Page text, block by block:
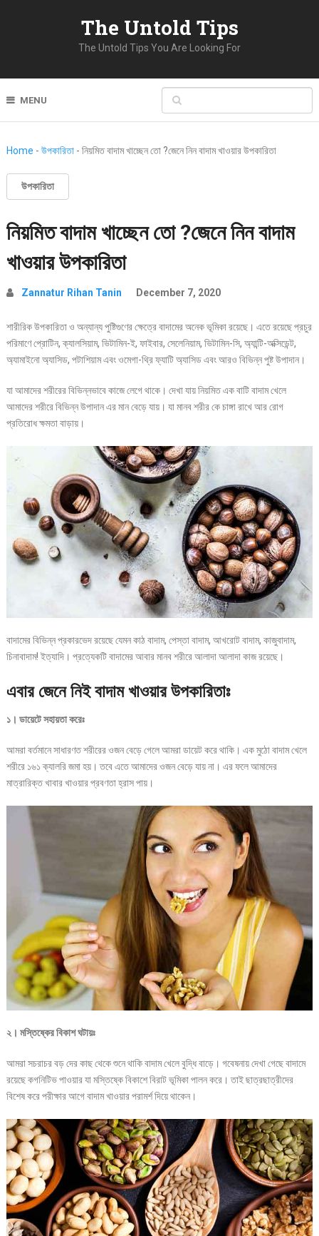
The Untold Tips
The Untold Tips You Are Looking For
MENU
Home - উপকারিতা- নিয়মিত বাদাম খাচ্ছেন তো ?জেনে নিন বাদাম খাওয়ার উপকারিতা
উপকারিতা
নিয়মিত বাদাম খাচ্ছেন তো ?জেনে নিন বাদাম
খাওয়ার উপকারিতা
Zannatur Rihan Tanin December 7, 2020
শারীরিক উপকারিতা ও অন্যান্য পুষ্টিগুণের ক্ষেত্রে বাদামের অনেক ভূমিকা রয়েছে। এতে রয়েছে প্রচুর
পরিমাণে প্রোটিন, ক্যালসিয়াম, ভিটামিন-ই, ফাইবার, সেলেনিয়াম, ভিটামিন-সি, অ্যান্টি-অক্সিডেন্ট,
অ্যামাইনো অ্যাসিড, পটাশিয়াম এবং ওমেগা-থ্রি ফ্যাটি অ্যাসিড এবং আরও বিভিন্ন পুষ্ট উপাদান।
যা আমাদের শরীরের বিভিন্নভাবে কাজে লেগে থাকে। দেখা যায় নিয়মিত এক বাটি বাদাম খেলে
আমাদের শরীরে বিভিন্ন উপাদান এর মান বেড়ে যায়। যা মানব শরীর কে চাঙ্গা রাখে আর রোগ
প্রতিরোধ ক্ষমতা বাড়ায়।
বাদামের বিভিন্ন প্রকারভেদ রয়েছে যেমন কাঠ বাদাম, পেস্তা বাদাম, আখরোট বাদাম, কাজুবাদাম,
চিনাবাদাম! ইত্যাদি। প্রত্যেকটি বাদামের আবার মানব শরীরে আলাদা আলাদা কাজ রয়েছে।
এবার জেনে নিই বাদাম খাওয়ার উপকারিতাঃ
১। ডায়েটে সহায়তা করেঃ
আমরা বর্তমানে সাধারণত শরীরের ওজন বেড়ে গেলে আমরা ডায়েট করে থাকি। এক মুঠো বাদাম খেলে
শরীরে ১৬১ ক্যালরি জমা হয়। তবে এতে আমাদের ওজন বেড়ে যায় না। এর ফলে আমাদের
মাত্রারিক্ত খাবার খাওয়ার প্রবণতা হ্রাস পায়।
২। মস্তিষ্কের বিকাশ ঘটায়ঃ
আমরা সচরাচর বড় দের কাছ থেকে শুনে থাকি বাদাম খেলে বুদ্ধি বাড়ে। গবেষনায় দেখা গেছে বাদামে
রয়েছে কগনিটিভ পাওয়ার যা মস্তিষ্কে বিকাশে বিরাট ভূমিকা পালন করে। তাই ছাত্রছাত্রীদের
বিশেষ করে পরীক্ষার আগে বাদাম খাওয়ার পরামর্শ দিয়ে থাকেন।